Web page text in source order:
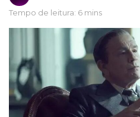
Tempo de leitura: 6 mins